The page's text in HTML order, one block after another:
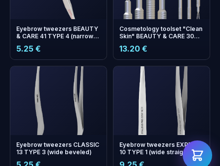
Eyebrow tweezers BEAUTY
& CARE 41 TYPE 4 (narrow
5.25 €
Cosmetology toolset "Clean
Skin" BEAUTY & CARE 30
with 19 holes and double-
ended loop)
13.20 €
Eyebrow tweezers CLASSIC
13 TYPE 3 (wide beveled)
Eyebrow tweezers EXPERT
10 TYPE 1 (wide straight)
+0бонусних
балів
Збирайте і економте на